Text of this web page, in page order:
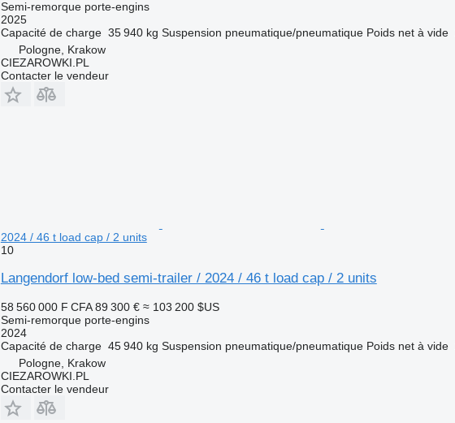
Semi-remorque porte-engins
2025
Capacité de charge 35 940 kg Suspension pneumatique/pneumatique Poids net à vide
Pologne, Krakow
CIEZAROWKI.PL
Contacter le vendeur
2024 / 46 t load cap / 2 units
10
Langendorf low-bed semi-trailer / 2024 / 46 t load cap / 2 units
58 560 000 F CFA 89 300 € ≈ 103 200 $US
Semi-remorque porte-engins
2024
Capacité de charge 45 940 kg Suspension pneumatique/pneumatique Poids net à vide
Pologne, Krakow
CIEZAROWKI.PL
Contacter le vendeur